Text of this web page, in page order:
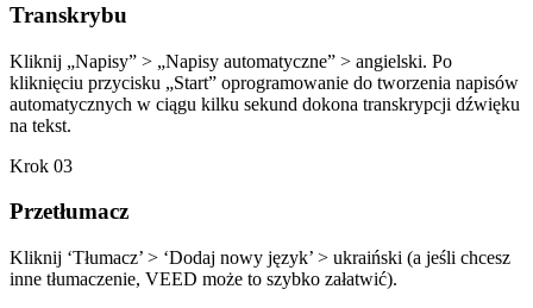
Transkrybu
Kliknij „Napisy” > „Napisy automatyczne” > angielski. Po
kliknięciu przycisku „Start” oprogramowanie do tworzenia napisów
automatycznych w ciągu kilku sekund dokona transkrypcji dźwięku
na tekst.
Krok 03
Przetłumacz
Kliknij ‘Tłumacz’ > ‘Dodaj nowy język’ > ukraiński (a jeśli chcesz
inne tłumaczenie, VEED może to szybko załatwić).